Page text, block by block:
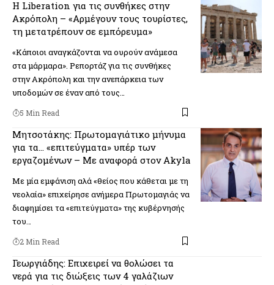
Η Liberation για τις συνθήκες στην
Ακρόπολη – «Αρμέγουν τους τουρίστες,
τη μετατρέπουν σε εμπόρευμα»
«Κάποιοι αναγκάζονται να ουρούν ανάμεσα
στα μάρμαρα». Ρεπορτάζ για τις συνθήκες
στην Ακρόπολη και την ανεπάρκεια των
υποδομών σε έναν από τους…
5 Min Read
Μητσοτάκης: Πρωτομαγιάτικο μήνυμα
για τα… «επιτεύγματα» υπέρ των
εργαζομένων – Με αναφορά στον Akyla
Με μία εμφάνιση αλά «θείος που κάθεται με τη
νεολαία» επιχείρησε ανήμερα Πρωτομαγιάς να
διαφημίσει τα «επιτεύγματα» της κυβέρνησής
του…
2 Min Read
Γεωργιάδης: Επιχειρεί να θολώσει τα
νερά για τις διώξεις των 4 γαλάζιων